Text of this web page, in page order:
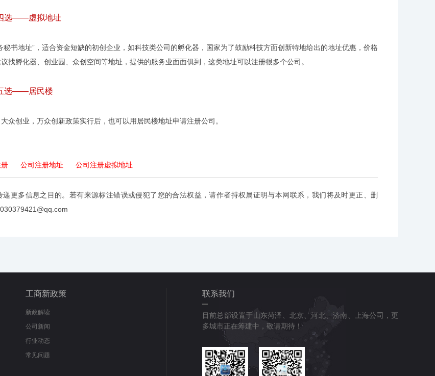
选——虚拟地址
书地址”，适合资金短缺的初创企业，如科技类公司的孵化器，国家为了鼓励科技方面创新特地给出的地址优惠，价格
找孵化器、创业园、众创空间等地址，提供的服务业面面俱到，这类地址可以注册很多个公司。
选——居民楼
创业，万众创新政策实行后，也可以用居民楼地址申请注册公司。
公司注册地址 公司注册虚拟地址
更多信息之目的。若有来源标注错误或侵犯了您的合法权益，请作者持权属证明与本网联系，我们将及时更正、删
工商新政策
新政解读
公司新闻
行业动态
常见问题
联系我们
目前总部设置于山东菏泽、北京、河北、济南、上海公司，更
多城市正在筹建中，敬请期待！